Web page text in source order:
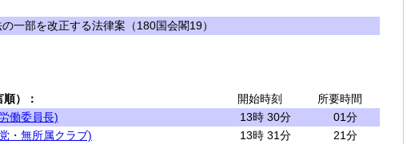
一部を改正する法律案（180国会閣19）
）： 開始時刻
所要時間
働委員長)
13時 30分
01分
・無所属クラブ)
13時 31分
21分